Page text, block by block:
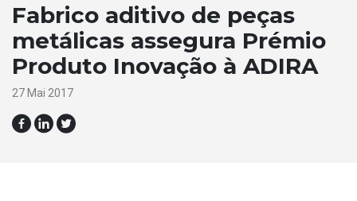
Fabrico aditivo de peças
metálicas assegura Prémio
Produto Inovação à ADIRA
27 Mai 2017